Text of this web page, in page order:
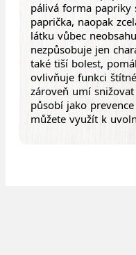
pálivá forma papriky
paprička, naopak
látku vůbec
nezpůsobuje jen
také tiší bolest,
ovlivňuje funkci
zároveň umí
působí jako
můžete využít k